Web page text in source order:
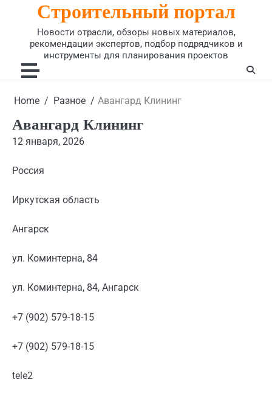
Строительный портал
Новости отрасли, обзоры новых материалов,
рекомендации экспертов, подбор подрядчиков и
инструменты для планирования проектов
Home Разное Авангард Клининг
Авангард Клининг
12 января, 2026
Россия
Иркутская область
Ангарск
ул. Коминтерна, 84
ул. Коминтерна, 84, Ангарск
+7 (902) 579-18-15
+7 (902) 579-18-15
tele2